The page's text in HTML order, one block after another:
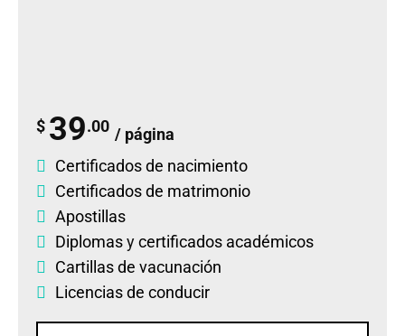
$ 39.00 / página
Certificados de nacimiento
Certificados de matrimonio
Apostillas
Diplomasycertificados académicos
Cartillas de vacunación
Licencias de conducir